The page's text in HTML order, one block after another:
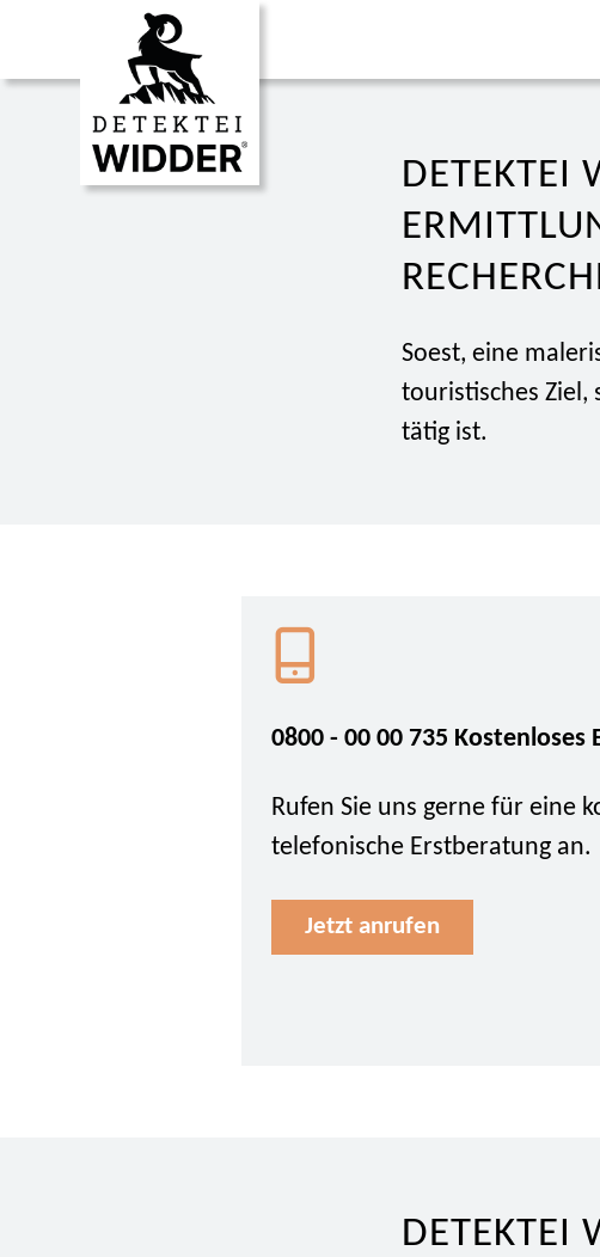
DETEKTEI
Soest, eine
touristisches Ziel,
tätig ist.
0800 - 00 00 735 Kostenloses
Rufen Sie uns gerne für eine
telefonische Erstberatung an.
Jetzt anrufen
DETEKTEI